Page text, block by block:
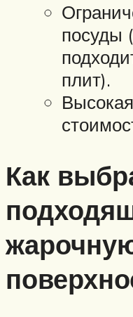
посуды
плит).
Как